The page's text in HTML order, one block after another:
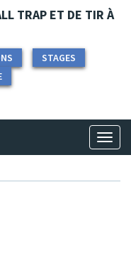
TRAP ET DE TIR À
STAGES